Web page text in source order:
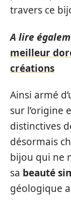
travers ce
A lire
meilleur
créations
Ainsi armé
sur l’origine
distinctives
désormais
bijou qui ne
sa beauté
géologique